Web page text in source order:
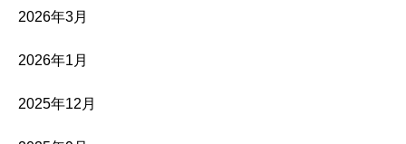
2026年3月
2026年1月
2025年12月